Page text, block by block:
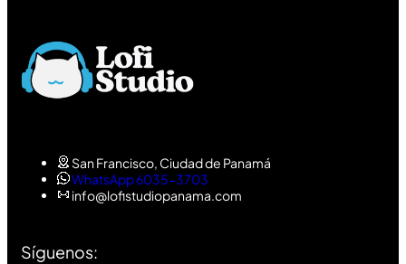
San Francisco, Ciudad de Panamá
WhatsApp 6035-3703
info@lofistudiopanama.com
Síguenos: